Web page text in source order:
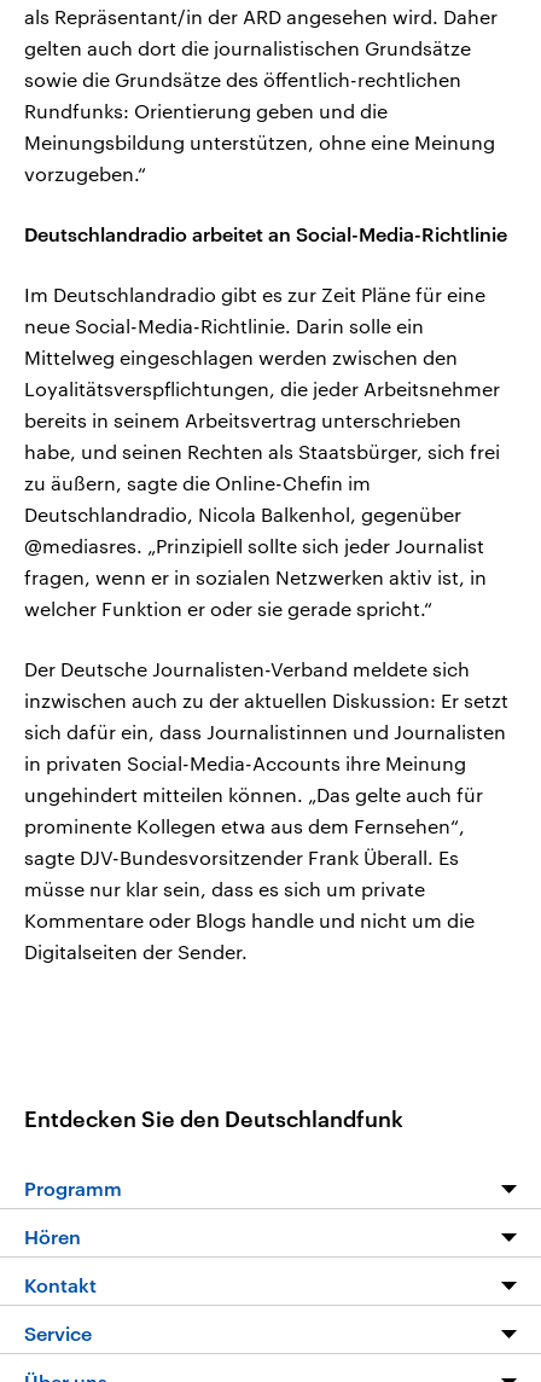
als Repräsentant/in der ARD angesehen wird. Daher
gelten auch dort die journalistischen Grundsätze
sowie die Grundsätze des öffentlich-rechtlichen
Rundfunks: Orientierung geben und die
Meinungsbildung unterstützen, ohne eine Meinung
vorzugeben.“
Deutschlandradio arbeitet an Social-Media-Richtlinie
Im Deutschlandradio gibt es zur Zeit Pläne für eine
neue Social-Media-Richtlinie. Darin solle ein
Mittelweg eingeschlagen werden zwischen den
Loyalitätsverspflichtungen, die jeder Arbeitsnehmer
bereits in seinem Arbeitsvertrag unterschrieben
habe, und seinen Rechten als Staatsbürger, sich frei
zu äußern, sagte die Online-Chefin im
Deutschlandradio, Nicola Balkenhol, gegenüber
@mediasres. „Prinzipiell sollte sich jeder Journalist
fragen, wenn er in sozialen Netzwerken aktiv ist, in
welcher Funktion er oder sie gerade spricht.“
Der Deutsche Journalisten-Verband meldete sich
inzwischen auch zu der aktuellen Diskussion: Er setzt
sich dafür ein, dass Journalistinnen und Journalisten
in privaten Social-Media-Accounts ihre Meinung
ungehindert mitteilen können. „Das gelte auch für
prominente Kollegen etwa aus dem Fernsehen“,
sagte DJV-Bundesvorsitzender Frank Überall. Es
müsse nur klar sein, dass es sich um private
Kommentare oder Blogs handle und nicht um die
Digitalseiten der Sender.
Entdecken Sie den Deutschlandfunk
Programm
Programm
Die Nachrichten
Nachrichtenleicht
Hören
Livestream
Podcasts
Kontakt
Hörerservice
Service
FAQ